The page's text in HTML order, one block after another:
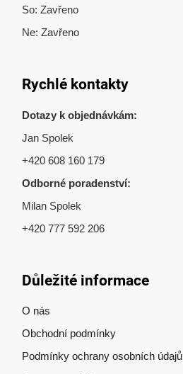
So: Zavřeno
Ne: Zavřeno
Rychlé kontakty
Dotazy k objednávkám:
Jan Spolek
+420 608 160 179
Odborné poradenství:
Milan Spolek
+420 777 592 206
Důležité informace
O nás
Obchodní podmínky
Podmínky ochrany osobních údajů